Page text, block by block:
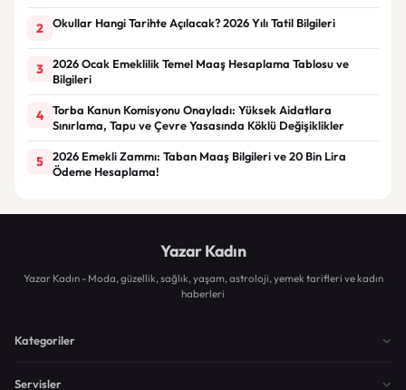
2 Okullar Hangi Tarihte Açılacak? 2026 Yılı Tatil Bilgileri
3
2026 Ocak Emeklilik Temel Maaş Hesaplama Tablosu ve
Bilgileri
4
Torba Kanun Komisyonu Onayladı: Yüksek Aidatlara
Sınırlama, Tapu ve Çevre Yasasında Köklü Değişiklikler
5
2026 Emekli Zammı: Taban Maaş Bilgileri ve 20 Bin Lira
Ödeme Hesaplama!
Yazar Kadın
Yazar Kadın - Moda, güzellik, sağlık, yaşam, astroloji, yemek tarifleri ve kadın
haberleri
Kategoriler
Servisler